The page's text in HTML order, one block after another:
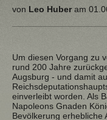
von Leo Huberam
Um diesen Vorgang zu
rund 200 Jahre
Augsburg - und damit
einverleibt worden. Als
Napoleons Gnaden
Bevölkerung erhebliche